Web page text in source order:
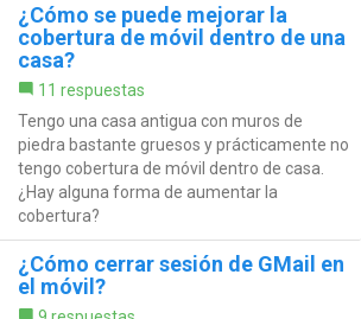
¿Cómo se puede mejorar la
cobertura de móvil dentro de una
casa?
11 respuestas
Tengo una casa antigua con muros de
piedra bastante gruesos y prácticamente no
tengo cobertura de móvil dentro de casa.
¿Hay alguna forma de aumentar la
cobertura?
¿Cómo cerrar sesión de GMail en
el móvil?